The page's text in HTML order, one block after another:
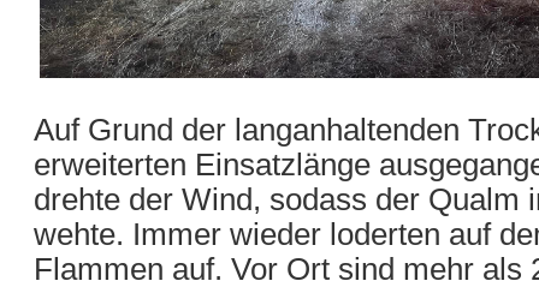
Auf Grund der langanhaltenden
erweiterten Einsatzlänge
drehte der Wind, sodass der Qualm
wehte. Immer wieder loderten auf
Flammen auf. Vor Ort sind mehr als